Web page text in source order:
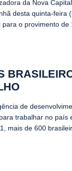
da Nova
desta quinta-feira
o provimento de
de
trabalhar no país
mais de 600